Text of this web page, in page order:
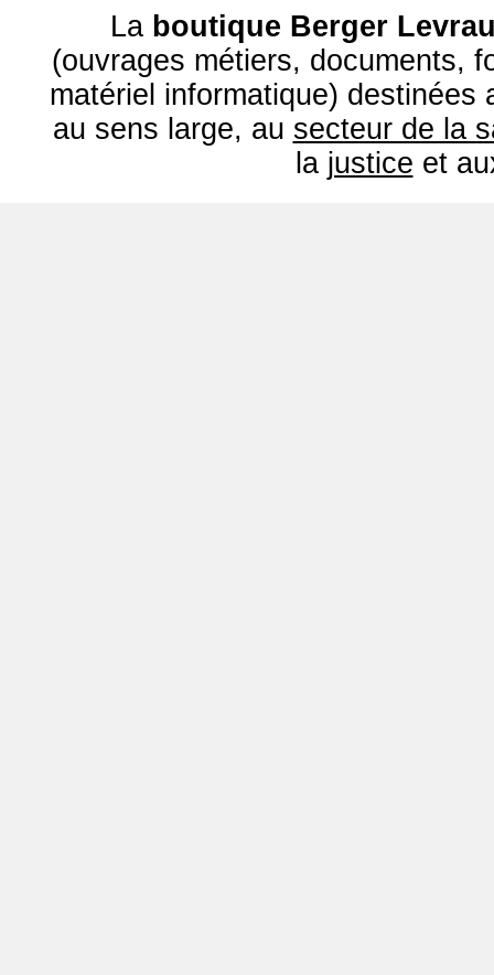
La boutique Berger
(ouvrages métiers, documents,
matériel informatique) destinées
au sens large, au secteur de la
la justice et